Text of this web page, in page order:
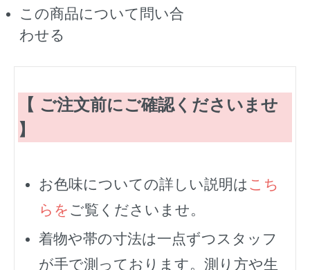
この商品について問い合
わせる
【 ご注文前にご確認くださいませ
】
お色味についての詳しい説明は こち
らを ご覧くださいませ。
着物や帯の寸法は一点ずつスタッフ
が手で測っております。測り方や生